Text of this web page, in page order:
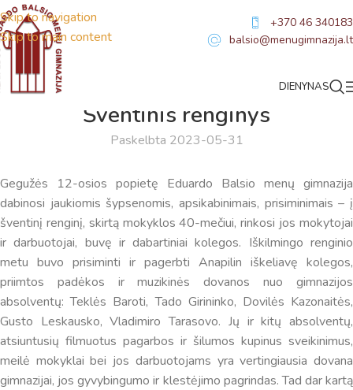
Skip to navigation
Skip to main content
+370 46 340183
balsio@menugimnazija.lt
DIENYNAS
Šventinis renginys
Paskelbta 2023-05-31
Gegužės 12-osios popietę Eduardo Balsio menų gimnazija
dabinosi jaukiomis šypsenomis, apsikabinimais, prisiminimais – į
šventinį renginį, skirtą mokyklos 40-mečiui, rinkosi jos mokytojai
ir darbuotojai, buvę ir dabartiniai kolegos. Iškilmingo renginio
metu buvo prisiminti ir pagerbti Anapilin iškeliavę kolegos,
priimtos padėkos ir muzikinės dovanos nuo gimnazijos
absolventų: Teklės Baroti, Tado Girininko, Dovilės Kazonaitės,
Gusto Leskausko, Vladimiro Tarasovo. Jų ir kitų absolventų,
atsiuntusių filmuotus pagarbos ir šilumos kupinus sveikinimus,
meilė mokyklai bei jos darbuotojams yra vertingiausia dovana
gimnazijai, jos gyvybingumo ir klestėjimo pagrindas. Tad dar kartą